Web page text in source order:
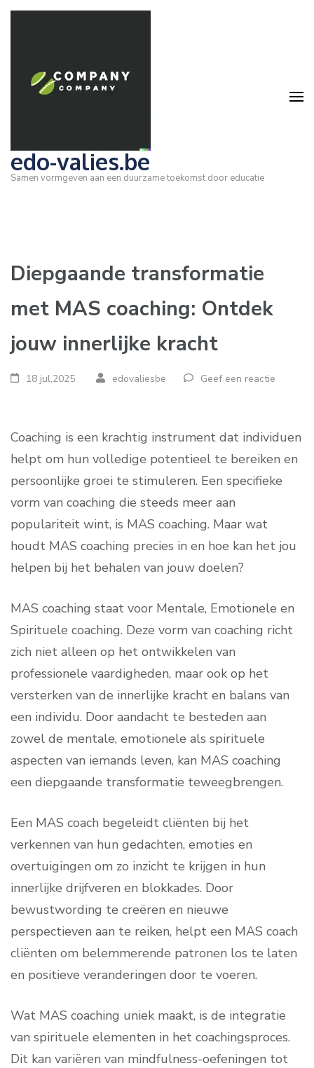
Ga
edo-valies.be
Samen vormgeven aan een duurzame toekomst door educatie
Diepgaande transformatie
met MAS coaching: Ontdek
jouw innerlijke kracht
18 jul,2025 edovaliesbe Geef een reactie
Coaching is een krachtig instrument dat individuen
helpt om hun volledige potentieel te bereiken en
persoonlijke groei te stimuleren. Een specifieke
vorm van coaching die steeds meer aan
populariteit wint, is MAS coaching. Maar wat
houdt MAS coaching precies in en hoe kan het jou
helpen bij het behalen van jouw doelen?
MAS coaching staat voor Mentale, Emotionele en
Spirituele coaching. Deze vorm van coaching richt
zich niet alleen op het ontwikkelen van
professionele vaardigheden, maar ook op het
versterken van de innerlijke kracht en balans van
een individu. Door aandacht te besteden aan
zowel de mentale, emotionele als spirituele
aspecten van iemands leven, kan MAS coaching
een diepgaande transformatie teweegbrengen.
Een MAS coach begeleidt cliënten bij het
verkennen van hun gedachten, emoties en
overtuigingen om zo inzicht te krijgen in hun
innerlijke drijfveren en blokkades. Door
bewustwording te creëren en nieuwe
perspectieven aan te reiken, helpt een MAS coach
cliënten om belemmerende patronen los te laten
en positieve veranderingen door te voeren.
Wat MAS coaching uniek maakt, is de integratie
van spirituele elementen in het coachingsproces.
Dit kan variëren van mindfulness-oefeningen tot